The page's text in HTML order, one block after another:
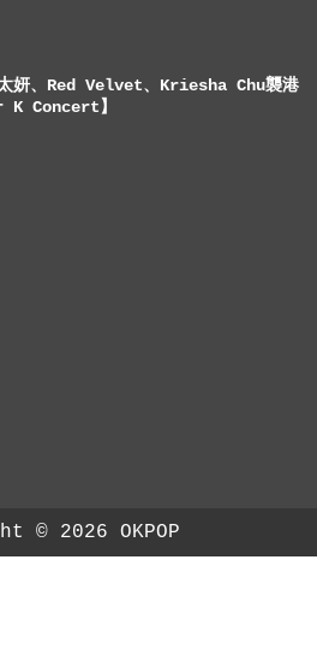
妍、Red Velvet、Kriesha Chu襲港
K Concert】
© 2026 OKPOP